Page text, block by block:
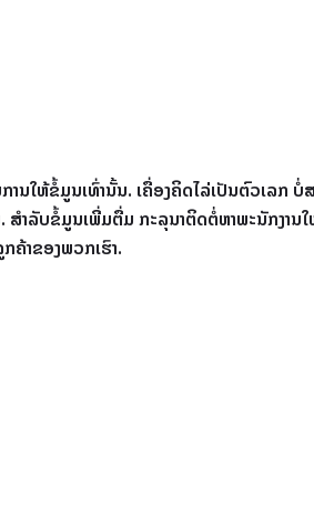
ານໃຫ້ຂໍ້ມູນເທົ່ານັ້ນ. ເຄື່ອງຄິດໄລ່ເປັນຕົວເລກ ບໍ່
າລັບຂໍ້ມູນເພີ່ມຕື່ມ ກະລຸນາຕິດຕໍ່ຫາພະນັກງານ
າຂອງພວກເຮົາ.